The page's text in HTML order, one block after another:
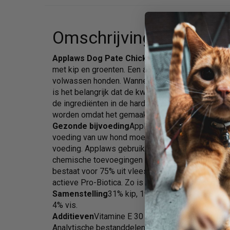
Omschrijving
Applaws Dog Pate Chicken 150 grDeze
met kip en groenten. Een aanvullende voeding
volwassen honden. Wanneer natvoer naast een
is het belangrijk dat de kwaliteit van de gebruikte
de ingrediënten in de harde voeding. Applaws
worden omdat het gemaakt is van natuurlijke
Gezonde bijvoedingApplaws is gemaakt van
voeding van uw hond moet zo goed mogelijk
voeding. Applaws gebruikt geen kleur-, geur- en
chemische toevoegingen om het voer op smaak
bestaat voor 75% uit vlees en voor 25% uit
actieve Pro-Biotica. Zo is uw hond van binnen
Samenstelling31% kip, 19% varkensvlees, 8%
4% vis.
AdditievenVitamine E 30 iu/kg, kopersulfaat
Analytische bestanddelenVlees 82%, eiwit 10%,